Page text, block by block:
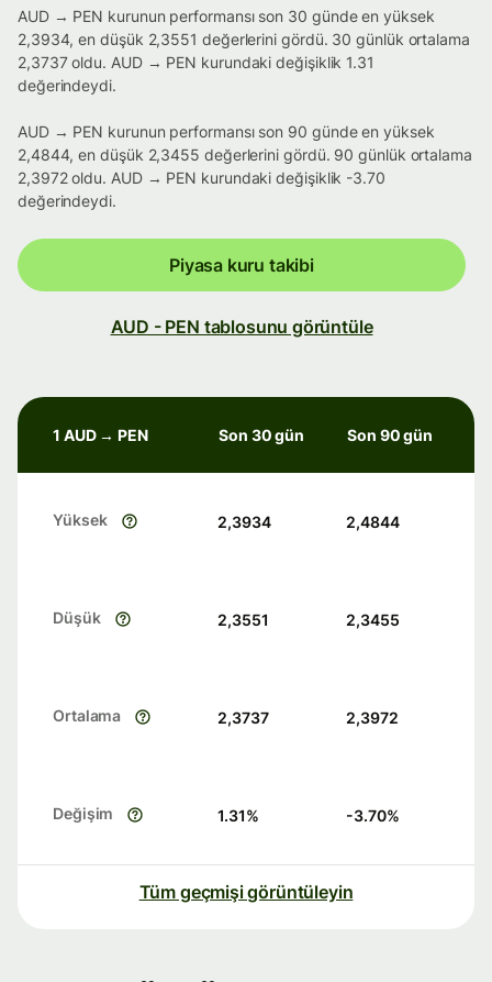
AUD → PEN kurunun performansı son 30 günde en yüksek
2,3934, en düşük 2,3551 değerlerini gördü. 30 günlük ortalama
2,3737 oldu. AUD → PEN kurundaki değişiklik 1.31
değerindeydi.
AUD → PEN kurunun performansı son 90 günde en yüksek
2,4844, en düşük 2,3455 değerlerini gördü. 90 günlük ortalama
2,3972 oldu. AUD → PEN kurundaki değişiklik -3.70
değerindeydi.
Piyasa kuru takibi
AUD - PEN tablosunu görüntüle
1 AUD → PEN Son 30 gün Son 90 gün
Yüksek 2,3934 2,4844
Düşük 2,3551 2,3455
Ortalama 2,3737 2,3972
Değişim 1.31% -3.70%
Tüm geçmişi görüntüleyin